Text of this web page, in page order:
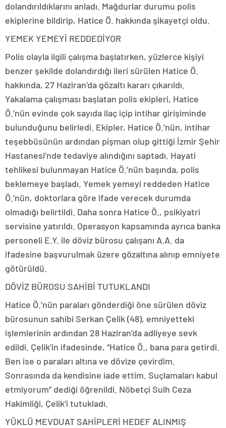
dolandırıldıklarını anladı. Mağdurlar durumu polis
ekiplerine bildirip, Hatice Ö. hakkında şikayetçi oldu.
YEMEK YEMEYİ REDDEDİYOR
Polis olayla ilgili çalışma başlatırken, yüzlerce kişiyi
benzer şekilde dolandırdığı ileri sürülen Hatice Ö.
hakkında, 27 Haziran’da gözaltı kararı çıkarıldı.
Yakalama çalışması başlatan polis ekipleri, Hatice
Ö.’nün evinde çok sayıda ilaç içip intihar girişiminde
bulunduğunu belirledi. Ekipler, Hatice Ö.’nün, intihar
teşebbüsünün ardından pişman olup gittiği İzmir Şehir
Hastanesi’nde tedaviye alındığını saptadı. Hayati
tehlikesi bulunmayan Hatice Ö.’nün başında, polis
beklemeye başladı. Yemek yemeyi reddeden Hatice
Ö.’nün, doktorlara göre ifade verecek durumda
olmadığı belirtildi. Daha sonra Hatice Ö., psikiyatri
servisine yatırıldı. Operasyon kapsamında ayrıca banka
personeli E.Y. ile döviz bürosu çalışanı A.A. da
ifadesine başvurulmak üzere gözaltına alınıp emniyete
götürüldü.
DÖVİZ BÜROSU SAHİBİ TUTUKLANDI
Hatice Ö.’nün paraları gönderdiği öne sürülen döviz
bürosunun sahibi Serkan Çelik (48), emniyetteki
işlemlerinin ardından 28 Haziran’da adliyeye sevk
edildi. Çelik’in ifadesinde, “Hatice Ö., bana para getirdi.
Ben ise o paraları altına ve dövize çevirdim.
Sonrasında da kendisine iade ettim. Suçlamaları kabul
etmiyorum” dediği öğrenildi. Nöbetçi Sulh Ceza
Hakimliği, Çelik’i tutukladı.
YÜKLÜ MEVDUAT SAHİPLERİ HEDEF ALINMIŞ